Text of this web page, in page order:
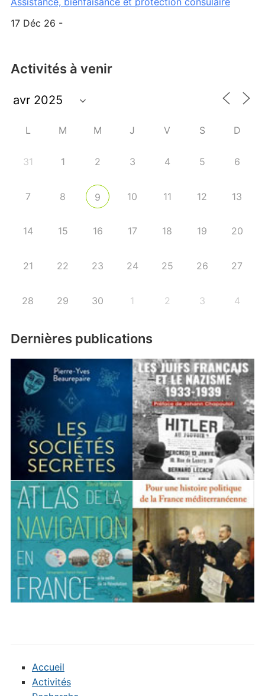
17 Déc 26 -
Activités à venir
L M M J V S D
31 1 2 3 4 5 6
7 8 9 10 11 12 13
14 15 16 17 18 19 20
21 22 23 24 25 26 27
28 29 30 1 2 3 4
Dernières publications
Accueil
Activités